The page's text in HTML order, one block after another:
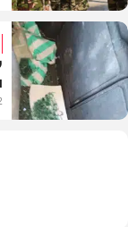
צבא וביטחון